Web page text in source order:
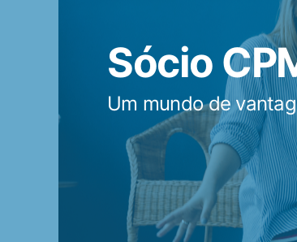
Sócio
Um mundo de